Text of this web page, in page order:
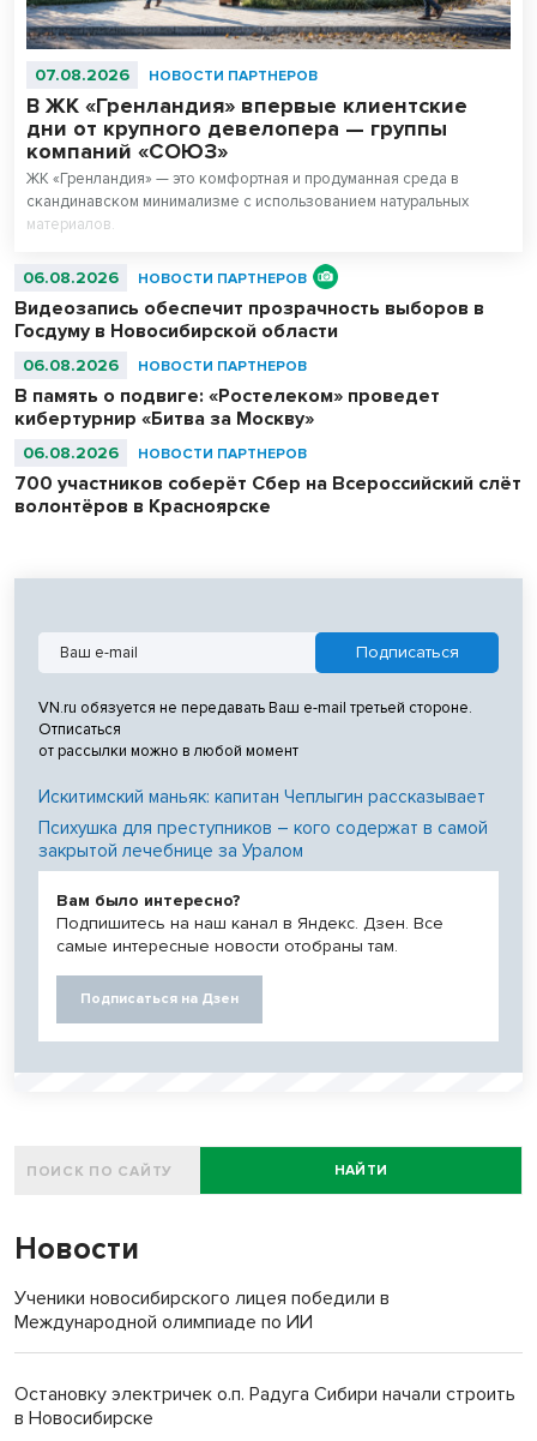
07.08.2026 НОВОСТИ ПАРТНЕРОВ
В ЖК «Гренландия» впервые клиентские
дни от крупного девелопера — группы
компаний «СОЮЗ»
ЖК «Гренландия» — это комфортная и продуманная среда в
скандинавском минимализме с использованием натуральных
материалов.
06.08.2026 НОВОСТИ ПАРТНЕРОВ
Видеозапись обеспечит прозрачность выборов в
Госдуму в Новосибирской области
06.08.2026 НОВОСТИ ПАРТНЕРОВ
В память о подвиге: «Ростелеком» проведет
кибертурнир «Битва за Москву»
06.08.2026 НОВОСТИ ПАРТНЕРОВ
700 участников соберёт Сбер на Всероссийский слёт
волонтёров в Красноярске
VN.ru обязуется не передавать Ваш e-mail третьей стороне.
Отписаться
от рассылки можно в любой момент
Искитимский маньяк: капитан Чеплыгин рассказывает
Психушка для преступников – кого содержат в самой
закрытой лечебнице за Уралом
Вам было интересно?
Подпишитесь на наш канал в Яндекс. Дзен. Все
самые интересные новости отобраны там.
Подписаться на Дзен
НАЙТИ
Новости
Ученики новосибирского лицея победили в
Международной олимпиаде по ИИ
Остановку электричек о.п. Радуга Сибири начали строить
в Новосибирске